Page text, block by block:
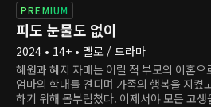
PREMIUM
피도 눈물도 없이
2024 • 14+ • 멜로 / 드라마
혜원과 혜지 자매는 어릴 적 부모의 이혼
엄마의 학대를 견디며 가족의 행복을 지켰
하기 위해 몸부림쳤다. 이제서야 모든 고